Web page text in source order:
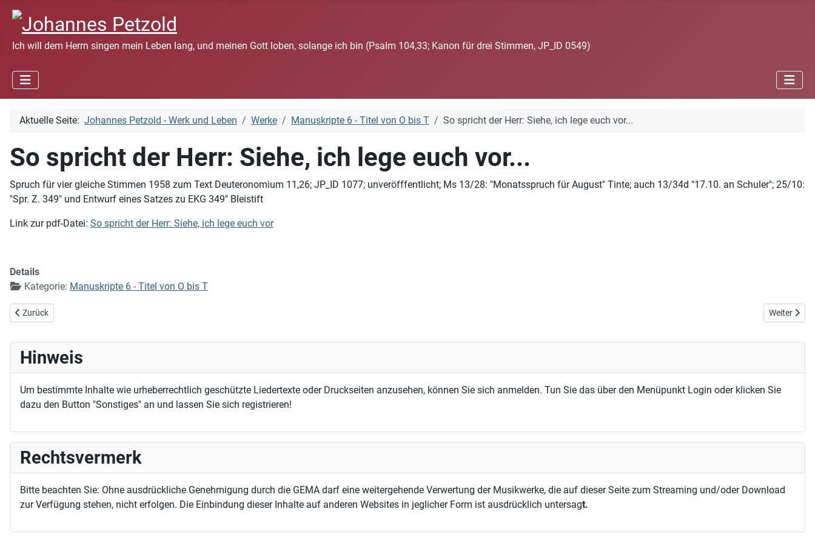
Ich will dem Herrn singen mein Leben lang, und meinen Gott loben, solange ich bin (Psalm 104,33; Kanon für drei Stimmen, JP_ID 0549)
Aktuelle Seite: Johannes Petzold - Werk und Leben Werke Manuskripte 6 - Titel von O bis T So spricht der Herr: Siehe, ich lege euch vor...
So spricht der Herr: Siehe, ich lege euch vor...
Spruch für vier gleiche Stimmen 1958 zum Text Deuteronomium 11,26; JP_ID 1077; unveröfffentlicht; Ms 13/28: "Monatsspruch für August" Tinte; auch 13/34d "17.10. an Schuler"; 25/10:
"Spr. Z. 349" und Entwurf eines Satzes zu EKG 349" Bleistift
Link zur pdf-Datei: So spricht der Herr: Siehe, ich lege euch vor
Details
Kategorie: Manuskripte 6 - Titel von O bis T
Vorheriger Beitrag: So schließe denn, Herr Jesu, du
Zurück Nächster
Weiter
Hinweis
Um bestimmte Inhalte wie urheberrechtlich geschützte Liedertexte oder Druckseiten anzusehen, können Sie sich anmelden. Tun Sie das über den Menüpunkt Login oder klicken Sie
dazu den Button "Sonstiges" an und lassen Sie sich registrieren!
Rechtsvermerk
Bitte beachten Sie: Ohne ausdrückliche Genehmigung durch die GEMA darf eine weitergehende Verwertung der Musikwerke, die auf dieser Seite zum Streaming und/oder Download
zur Verfügung stehen, nicht erfolgen. Die Einbindung dieser Inhalte auf anderen Websites in jeglicher Form ist ausdrücklich untersagt.